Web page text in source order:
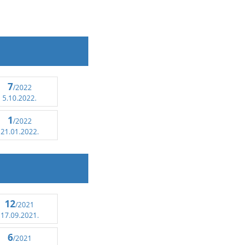
7/2022
5.10.2022.
1/2022
21.01.2022.
12/2021
17.09.2021.
6/2021